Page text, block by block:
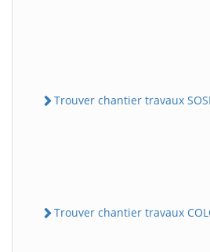
Trouver chantier travaux
Trouver chantier travaux